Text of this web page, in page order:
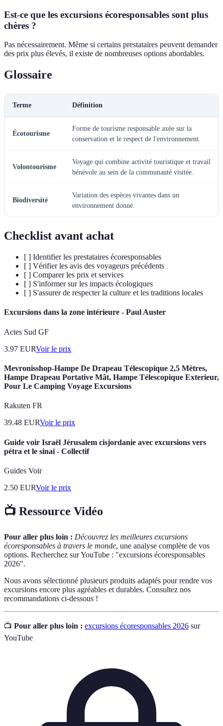
Est-ce que les excursions écoresponsables sont plus
chères ?
Pas nécessairement. Même si certains prestataires peuvent demander
des prix plus élevés, il existe de nombreuses options abordables.
Glossaire
Terme Définition
Écotourisme
Forme de tourisme responsable axée sur la
conservation et le respect de l'environnement.
Volontourisme
Voyage qui combine activité touristique et travail
bénévole au sein de la communauté visitée.
Biodiversité
Variation des espèces vivantes dans un
environnement donné.
Checklist avant achat
[ ] Identifier les prestataires écoresponsables
[ ] Vérifier les avis des voyageurs précédents
[ ] Comparer les prix et services
[ ] S'informer sur les impacts écologiques
[ ] S'assurer de respecter la culture et les traditions locales
Excursions dans la zone intérieure - Paul Auster
Actes Sud GF
3.97 EURVoir le prix
Mevronisshop-Hampe De Drapeau Télescopique 2,5 Mètres,
Hampe Drapeau Portative Mât, Hampe Télescopique Exterieur,
Pour Le Camping Voyage Excursions
Rakuten FR
39.48 EURVoir le prix
Guide voir Israël Jérusalem cisjordanie avec excursions vers
pétra et le sinaï - Collectif
Guides Voir
2.50 EURVoir le prix
📺 Ressource Vidéo
Pour aller plus loin : Découvrez les meilleures excursions
écoresponsables à travers le monde, une analyse complète de vos
options. Recherchez sur YouTube : "excursions écoresponsables
2026".
Nous avons sélectionné plusieurs produits adaptés pour rendre vos
excursions encore plus agréables et durables. Consultez nos
recommandations ci-dessous !
📺 Pour aller plus loin : excursions écoresponsables 2026 sur
YouTube